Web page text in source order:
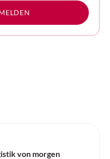
von morgen